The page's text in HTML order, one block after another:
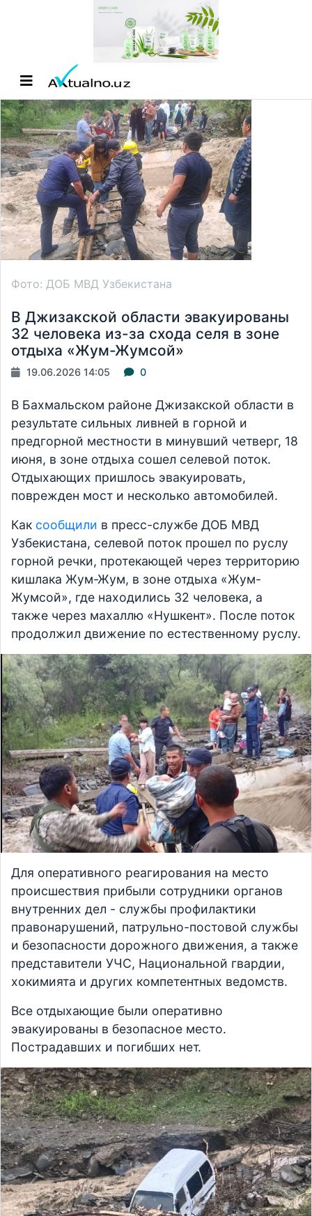
Фото: ДОБ МВД Узбекистана
В Джизакской области эвакуированы
32 человека из-за схода селя в зоне
отдыха «Жум-Жумсой»
19.06.2026 14:05 0
В Бахмальском районе Джизакской области в
результате сильных ливней в горной и
предгорной местности в минувший четверг, 18
июня, в зоне отдыха сошел селевой поток.
Отдыхающих пришлось эвакуировать,
поврежден мост и несколько автомобилей.
Как сообщили в пресс-службе ДОБ МВД
Узбекистана, селевой поток прошел по руслу
горной речки, протекающей через территорию
кишлака Жум-Жум, в зоне отдыха «Жум-
Жумсой», где находились 32 человека, а
также через махаллю «Нушкент». После поток
продолжил движение по естественному руслу.
Для оперативного реагирования на место
происшествия прибыли сотрудники органов
внутренних дел - службы профилактики
правонарушений, патрульно-постовой службы
и безопасности дорожного движения, а также
представители УЧС, Национальной гвардии,
хокимията и других компетентных ведомств.
Все отдыхающие были оперативно
эвакуированы в безопасное место.
Пострадавших и погибших нет.